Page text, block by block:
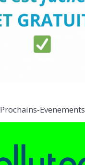
Prochains-Evenements